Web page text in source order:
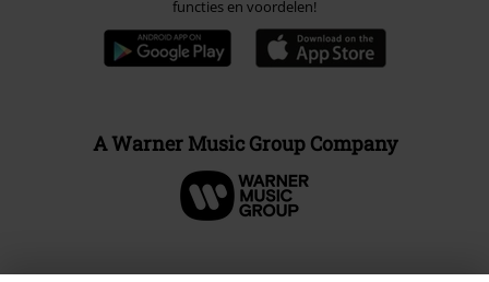
functies en voordelen!
A Warner Music Group Company